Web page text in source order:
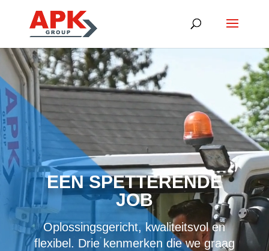
Video-
Player
EEN SPETTERENDE
JOB
Oplossingsgericht, kwaliteitsvol en
flexibel. Drie kenmerken die we graag